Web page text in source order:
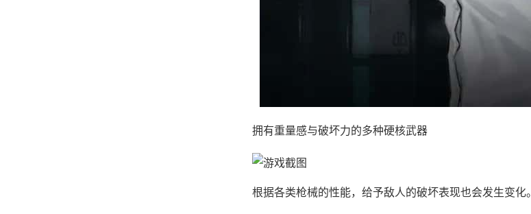
拥有重量感与破坏力的多种硬核武器
根据各类枪械的性能，给予敌人的破坏表现也会发生变化。